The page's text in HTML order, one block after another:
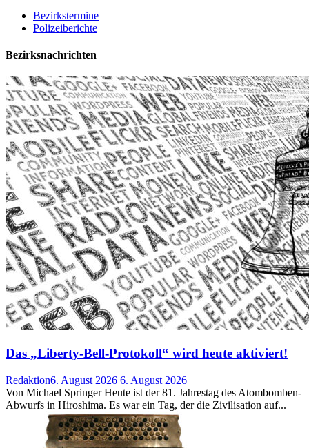
Bezirkstermine
Polizeiberichte
Bezirksnachrichten
Das „Liberty-Bell-Protokoll“ wird heute aktiviert!
Redaktion6. August 2026 6. August 2026
Von Michael Springer Heute ist der 81. Jahrestag des Atombomben-
Abwurfs in Hiroshima. Es war ein Tag, der die Zivilisation auf...